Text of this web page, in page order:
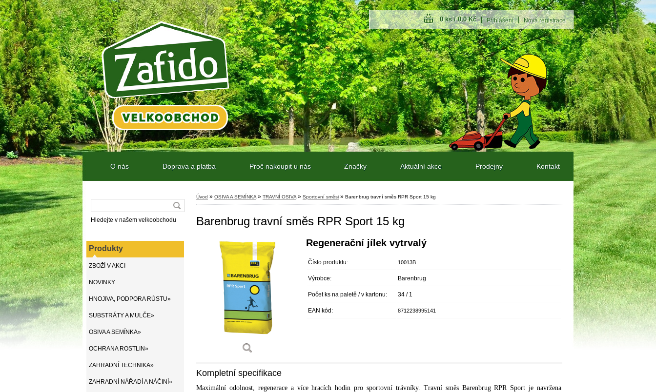
Přihlášení Nová registrace
0 ks / 0,0 Kč
O nás Doprava a platba Proč nakoupit u nás Značky Aktuální akce Prodejny Kontakt
Hledejte v našem velkoobchodu
Produkty
ZBOŽÍ V AKCI
NOVINKY
HNOJIVA, PODPORA RŮSTU»
SUBSTRÁTY A MULČE»
OSIVA A SEMÍNKA»
OCHRANA ROSTLIN»
ZAHRADNÍ TECHNIKA»
ZAHRADNÍ NÁŘADÍ A NÁČINÍ»
Úvod » OSIVA A SEMÍNKA » TRAVNÍ OSIVA » Sportovní směsi » Barenbrug travní směs RPR Sport 15 kg
Barenbrug travní směs RPR Sport 15 kg
Regenerační jílek vytrvalý
Číslo produktu: 10013B
Výrobce: Barenbrug
Počet ks na paletě / v kartonu: 34 / 1
EAN kód: 8712238995141
Kompletní specifikace
Maximální odolnost, regenerace a více hracích hodin pro sportovní trávníky. Travní směs Barenbrug RPR Sport je navržena